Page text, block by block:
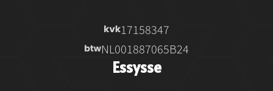
17158347
NL001887065B24
Essysse